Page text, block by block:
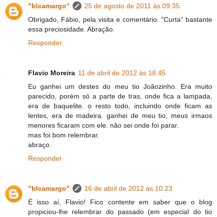
"blcamargo"
25 de agosto de 2011 às 09:35
Obrigado, Fábio, pela visita e comentário. "Curta" bastante
essa preciosidade. Abração.
Responder
Flavio Moreira 11 de abril de 2012 às 18:45
Eu ganhei um destes do meu tio Joãozinho. Era muito
parecido, porém só a parte de tras, onde fica a lampada,
era de baquelite. o resto todo, incluindo onde ficam as
lentes, era de madeira. ganhei de meu tio, meus irmaos
menores ficaram com ele. não sei onde foi parar.
mas foi bom relembrar.
abraço.
Responder
"blcamargo"
16 de abril de 2012 às 10:23
É isso aí, Flavio! Fico contente em saber que o blog
propiciou-lhe relembrar do passado (em especial do tio